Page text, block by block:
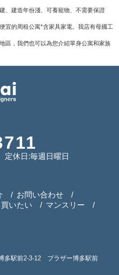
、建造年份淺、可養寵物、不需要保證
宜的周租公寓*含家具家電。我店有母國工
區，我們也可以為您介紹單身公寓和家族
休日:毎週日曜日
お問い合わせ
買いたい
マンスリー
多駅前2-3-12 ブラザー博多駅前